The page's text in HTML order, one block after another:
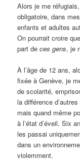
Alors je me
obligatoire, dans
enfants et adultes
On pourrait croire
part deces gens, je
À l’âge de 12 ans,
fixée à Genève, je
de scolarité,
la différence
mais quand même
à l’état d’éveil. Six
les passai
dans un
violemment.